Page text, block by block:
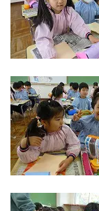
メールでお
24時間年中いつで